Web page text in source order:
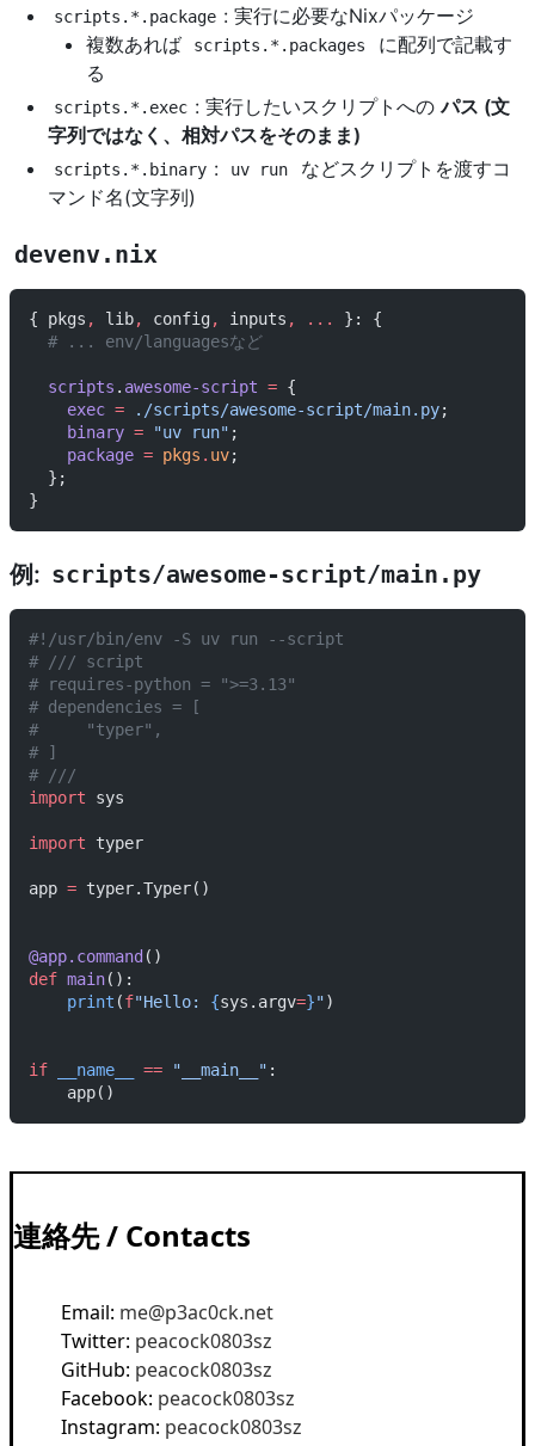
scripts.*.package : 実行に必要なNixパッケージ
複数あれば
scripts.*.packages
に配列で記載す
る
scripts.*.exec : 実行したいスクリプトへのパス (文
字列ではなく、相対パスをそのまま)
scripts.*.binary : uv run
などスクリプトを渡すコ
マンド名(文字列)
devenv.nix
{ pkgs , lib, config, inputs , ... }: {
  # ... env/languagesなど
  scripts
. awesome-script = {
    exec
= ./scripts/awesome-script/main.py;
    binary
= "uv run" ;
    package
= pkgs . uv;
  };
}
例: scripts/awesome-script/main.py
#!/usr/bin/env -S uv run --script
# /// script
# requires-python = ">=3.13"
# dependencies = [
#     "typer",
# ]
# ///
import sys
import typer
app = typer.Typer()
@app.command()
def main():
    print
(f"Hello: {sys.argv=}")
if __name__ == "__main__" :
    app()
連絡先 / Contacts
Email: me@p3ac0ck.net
Twitter: peacock0803sz
GitHub: peacock0803sz
Facebook: peacock0803sz
Instagram: peacock0803sz